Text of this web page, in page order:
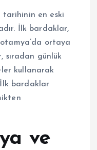
tarihinin en eski
İlk bardaklar,
ortaya
sıradan günlük
kullanarak
bardaklar
ve